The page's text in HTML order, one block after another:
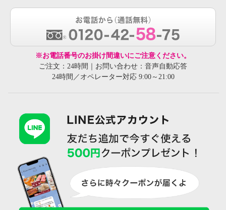
※お電話番号のお掛け間違いにご注意ください。
ご注文：24時間｜お問い合わせ：音声自動応答
24時間／オペレーター対応 9:00～21:00